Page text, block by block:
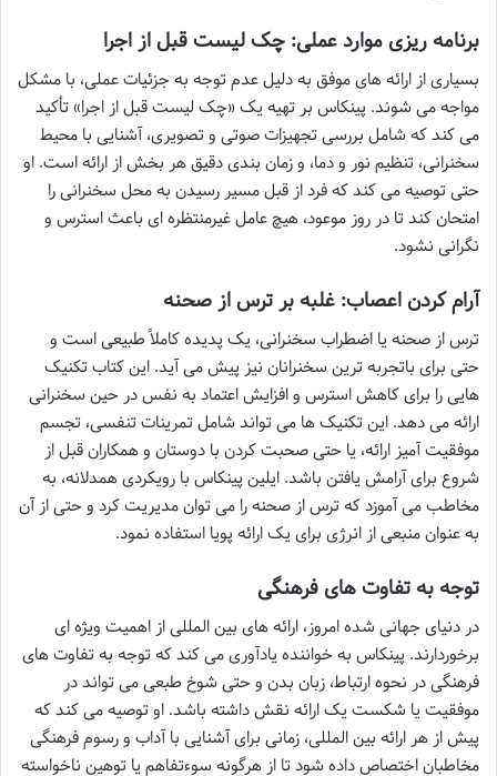
برنامه ریزی موارد عملی: چک لیست قبل از اجرا
بسیاری از ارائه های موفق به دلیل عدم توجه به جزئیات عملی، با مشکل
مواجه می شوند. پینکاس بر تهیه یک «چک لیست قبل از اجرا» تأکید
می کند که شامل بررسی تجهیزات صوتی و تصویری، آشنایی با محیط
سخنرانی، تنظیم نور و دما، و زمان بندی دقیق هر بخش از ارائه است. او
حتی توصیه می کند که فرد از قبل مسیر رسیدن به محل سخنرانی را
امتحان کند تا در روز موعود، هیچ عامل غیرمنتظره ای باعث استرس و
نگرانی نشود.
آرام کردن اعصاب: غلبه بر ترس از صحنه
ترس از صحنه یا اضطراب سخنرانی، یک پدیده کاملاً طبیعی است و
حتی برای باتجربه ترین سخنرانان نیز پیش می آید. این کتاب تکنیک
هایی را برای کاهش استرس و افزایش اعتماد به نفس در حین سخنرانی
ارائه می دهد. این تکنیک ها می تواند شامل تمرینات تنفسی، تجسم
موفقیت آمیز ارائه، یا حتی صحبت کردن با دوستان و همکاران قبل از
شروع برای آرامش یافتن باشد. ایلین پینکاس با رویکردی همدلانه، به
مخاطب می آموزد که ترس از صحنه را می توان مدیریت کرد و حتی از آن
به عنوان منبعی از انرژی برای یک ارائه پویا استفاده نمود.
توجه به تفاوت های فرهنگی
در دنیای جهانی شده امروز، ارائه های بین المللی از اهمیت ویژه ای
برخوردارند. پینکاس به خواننده یادآوری می کند که توجه به تفاوت های
فرهنگی در نحوه ارتباط، زبان بدن و حتی شوخ طبعی می تواند در
موفقیت یا شکست یک ارائه نقش داشته باشد. او توصیه می کند که
پیش از هر ارائه بین المللی، زمانی برای آشنایی با آداب و رسوم فرهنگی
مخاطبان اختصاص داده شود تا از هرگونه سوءتفاهم یا توهین ناخواسته